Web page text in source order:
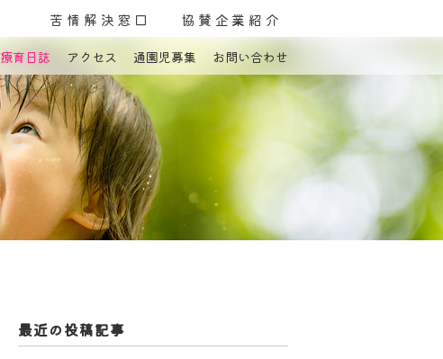
苦情解決窓口 協賛企業紹介
療育日誌 アクセス 通園児募集 お問い合わせ
よくある質問
お問い合わせ
最近の投稿記事